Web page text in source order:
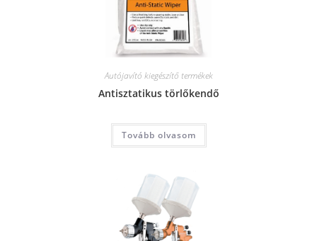
Autójavító kiegészítő termékek
Antisztatikus törlőkendő
Tovább olvasom